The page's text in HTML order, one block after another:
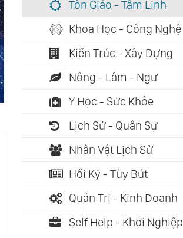
Tôn Giáo - Tâm Linh
Khoa Học - Công Nghệ
Kiến Trúc - Xây Dựng
Nông - Lâm - Ngư
Y Học - Sức Khỏe
Lịch Sử - Quân Sự
Nhân Vật Lịch Sử
Hồi Ký - Tùy Bút
Quản Trị - Kinh Doanh
Self Help - Khởi Nghiệp